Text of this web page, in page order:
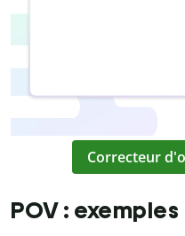
Correcteur
POV : exemples